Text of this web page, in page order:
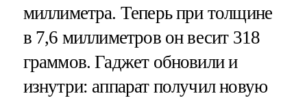
миллиметра. Теперь при толщине
в 7,6 миллиметров он весит 318
граммов. Гаджет обновили и
изнутри: аппарат получил новую